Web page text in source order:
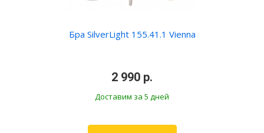
Бра SilverLight 155.41.1 Vienna
2 990 р.
Доставим за 5 дней